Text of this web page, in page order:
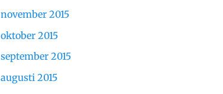
november 2015
oktober 2015
september 2015
augusti 2015